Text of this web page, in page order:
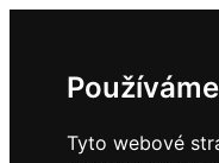
Tyto webové